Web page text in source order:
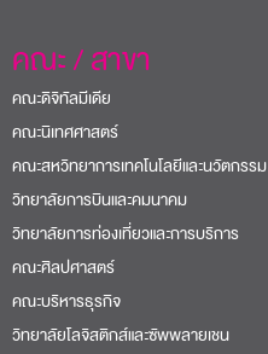
คณะ / สาขา
คณะดิจิทัลมีเดีย
คณะนิเทศศาสตร์
คณะสหวิทยาการเทคโนโลยีและนวัตกรรม
วิทยาลัยการบินและคมนาคม
วิทยาลัยการท่องเที่ยวและการบริการ
คณะศิลปศาสตร์
คณะบริหารธุรกิจ
วิทยาลัยโลจิสติกส์และซัพพลายเชน